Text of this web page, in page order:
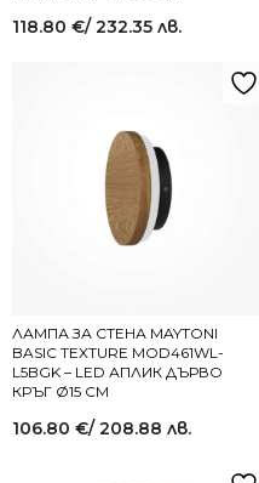
118.80 €/ 232.35 лв.
ЛАМПА ЗА СТЕНА MAYTONI
BASIC TEXTURE MOD461WL-
L5BGK – LED АПЛИК ДЪРВО
КРЪГ Ø15 СМ
106.80 €/ 208.88 лв.